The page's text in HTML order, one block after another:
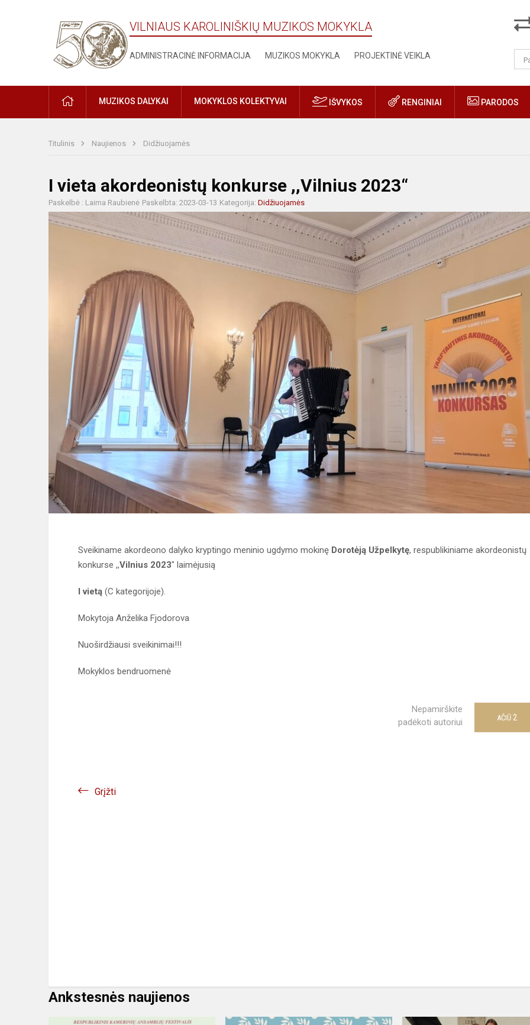
VILNIAUS KAROLINIŠKIŲ MUZIKOS MOKYKLA
ADMINISTRACINĖ INFORMACIJA MUZIKOS MOKYKLA PROJEKTINĖ VEIKLA
MUZIKOS DALYKAI MOKYKLOS KOLEKTYVAI IŠVYKOS RENGINIAI PARODOS
Titulinis Naujienos Didžiuojamės
I vieta akordeonistų konkurse ,,Vilnius 2023“
Paskelbė : Laima Raubienė Paskelbta: 2023-03-13 Kategorija: Didžiuojamės
Sveikiname akordeono dalyko kryptingo meninio ugdymo mokinę Dorotėją Užpelkytę, respublikiniame akordeonistų
konkurse ,,Vilnius 2023" laimėjusią
I vietą (C kategorijoje).
Mokytoja Anželika Fjodorova
Nuoširdžiausi sveikinimai!!!
Mokyklos bendruomenė
Nepamirškite
padėkoti autoriui
AČIŪ 2
Grįžti
Ankstesnės naujienos